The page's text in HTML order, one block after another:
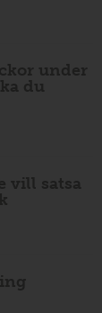
under
du
vill satsa